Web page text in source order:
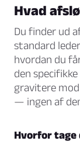
Hvad
Du finder ud
standard
hvordan du
den
gravitere
— ingen af
Hvorfor tage